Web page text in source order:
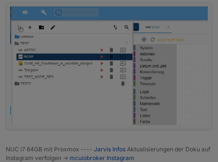
NUC i7 64GB mit Proxmox ---- Jarvis Infos Aktualisierungen der Doku auf
Instagram verfolgen -> mcuiobroker Instagram